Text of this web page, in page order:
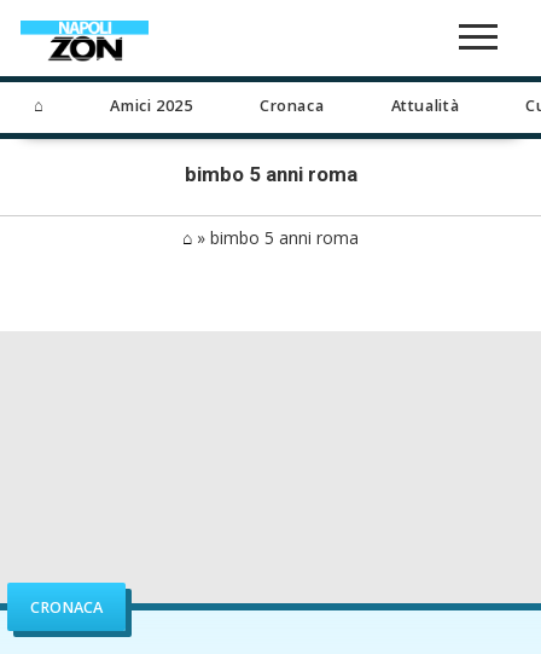
⌂ Amici 2025 Cronaca Attualità
bimbo 5 anni roma
⌂ » bimbo 5 anni roma
CRONACA